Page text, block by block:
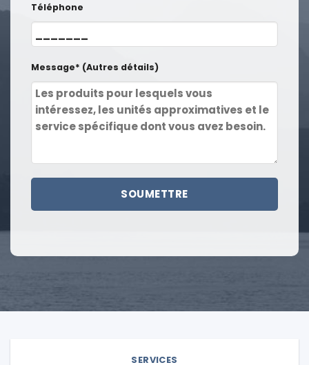
Téléphone
Message* (Autres détails)
SERVICES